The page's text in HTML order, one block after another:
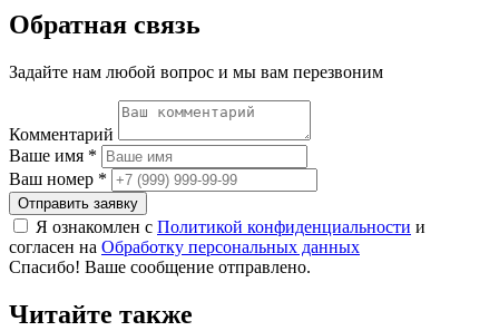
Обратная связь
Задайте нам любой вопрос и мы вам перезвоним
Комментарий
Ваше имя *
Ваш номер *
Я ознакомлен с Политикой конфиденциальности и
согласен на Обработку персональных данных
Спасибо! Ваше сообщение отправлено.
Читайте также